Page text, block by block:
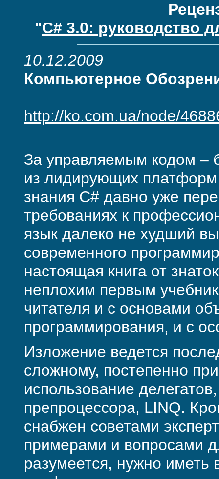
"C# 3.0: руководство
10.12.2009
Компьютерное
http://ko.com.ua/node/
За управляемым кодом –
из лидирующих платформ
знания C# давно уже
требованиях к
язык далеко не худший
современного
настоящая книга от
неплохим первым
читателя и с основами
программи­ро­вания, и с
Изложение ведется
сложному, постепенно
использование
препроцессора, LINQ.
снабжен советами
примерами и вопросами
разумеется, нужно иметь